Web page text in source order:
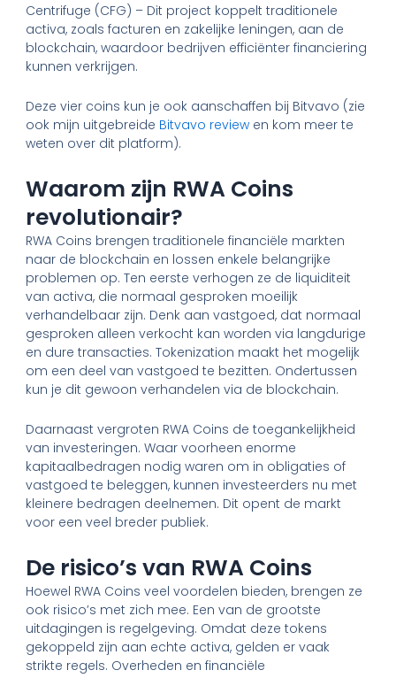
Centrifuge (CFG) – Dit project koppelt traditionele
activa, zoals facturen en zakelijke leningen, aan de
blockchain, waardoor bedrijven efficiënter financiering
kunnen verkrijgen.
Deze vier coins kun je ook aanschaffen bij Bitvavo (zie
ook mijn uitgebreide Bitvavo review en kom meer te
weten over dit platform).
Waarom zijn RWA Coins
revolutionair?
RWA Coins brengen traditionele financiële markten
naar de blockchain en lossen enkele belangrijke
problemen op. Ten eerste verhogen ze de liquiditeit
van activa, die normaal gesproken moeilijk
verhandelbaar zijn. Denk aan vastgoed, dat normaal
gesproken alleen verkocht kan worden via langdurige
en dure transacties. Tokenization maakt het mogelijk
om een deel van vastgoed te bezitten. Ondertussen
kun je dit gewoon verhandelen via de blockchain.
Daarnaast vergroten RWA Coins de toegankelijkheid
van investeringen. Waar voorheen enorme
kapitaalbedragen nodig waren om in obligaties of
vastgoed te beleggen, kunnen investeerders nu met
kleinere bedragen deelnemen. Dit opent de markt
voor een veel breder publiek.
De risico’s van RWA Coins
Hoewel RWA Coins veel voordelen bieden, brengen ze
ook risico’s met zich mee. Een van de grootste
uitdagingen is regelgeving. Omdat deze tokens
gekoppeld zijn aan echte activa, gelden er vaak
strikte regels. Overheden en financiële